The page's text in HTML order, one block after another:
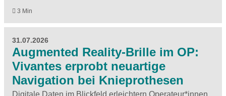
3 Min
31.07.2026
Augmented Reality-Brille im OP:
Vivantes erprobt neuartige
Navigation bei Knieprothesen